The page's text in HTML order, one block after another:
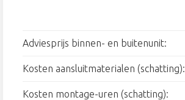
Adviesprijs binnen- en buitenunit:
Kosten aansluitmaterialen (schatting):
Kosten montage-uren (schatting):